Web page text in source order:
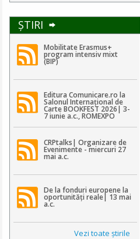
ŞTIRI
Mobilitate Erasmus+
program intensiv mixt
(BIP)
Editura Comunicare.ro la
Salonul Internațional de
Carte BOOKFEST 2026| 3-
7 iunie a.c., ROMEXPO
CRPtalks| Organizare de
Evenimente - miercuri 27
mai a.c.
De la fonduri europene la
oportunități reale| 13 mai
a.c.
Vezi toate ştirile